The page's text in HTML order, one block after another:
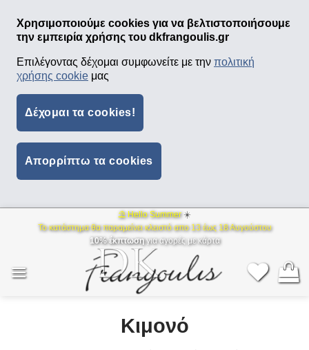
Χρησιμοποιούμε cookies για να βελτιστοποιήσουμε
την εμπειρία χρήσης του dkfrangoulis.gr
Επιλέγοντας δέχομαι συμφωνείτε με την πολιτική
χρήσης cookie μας
Δέχομαι τα cookies!
Απορρίπτω τα cookies
⛱ Hello Summer ☀️
Το κατάστημα θα παραμείνει κλειστό απο 13 έως 18 Αυγούστου
10% έκπτωσηγια αγορές με κάρτα
Κιμονό